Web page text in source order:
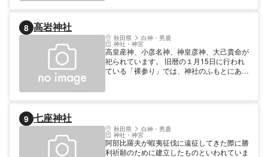
8 高岩神社
秋田県 白神・男鹿
神社・神宮
高皇産神、小彦名神、神皇彦神、大己貴命が
祀られています。 旧暦の１月15日に行われ
ている「裸参り」では、神社のふもとにある
9 七座神社
秋田県 白神・男鹿
神社・神宮
阿部比羅夫が蝦夷征伐に遠征してきた際に勝
利祈願のために建立したものといわれていま